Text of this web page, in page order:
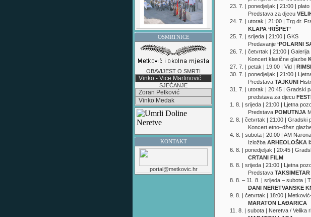
OSMRTNICE
OBAVIJEST O SMRTI
Vinko - Vice Martinović
SJEĆANJE
Zoran Petković
Vinko Medak
KONTAKT
portal@metkovic.hr
23. 7. | ponedjeljak | 21:00 |
Predstava za djecu
24. 7. | utorak | 21:00 | Trg dr.
KLAPA ‘RIŠPET’
25. 7. | srijeda | 21:00 | GKS
Predavanje ‘POLARNI
26. 7. | četvrtak | 21:00 | Galerija
Koncert klasične glazbe
27. 7. | petak | 19:00 | Vid |
30. 7. | ponedjeljak | 21:00 |
Predstava TAJKUNI
31. 7. | utorak | 20:45 | Gradski
predstava za djecu
1. 8. | srijeda | 21:00 | Ljetna
Predstava POMUTNJA
2. 8. | četvrtak | 21:00 | Gradski
Koncert etno–džez
4. 8. | subota | 20:00 | AM Narona
Izložba ARHEOLOŠKA
6. 8. | ponedjeljak | 20:45 |
CRTANI FILM
8. 8. | srijeda | 21:00 | Ljetna
Predstava TAKSIMETAR
8. 8. – 11. 8. | srijeda – subota |
DANI NERETVANSKE
9. 8. | četvrtak | 18:00 |
MARATON LAĐARICA
11. 8. | subota | Neretva / Velika